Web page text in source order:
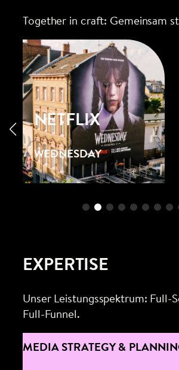
Together in craft: Gemeinsam
NETFLIX
WEDNESDAY
EXPERTISE
Unser Leistungsspektrum: Full-
Full-Funnel.
MEDIA STRATEGY &